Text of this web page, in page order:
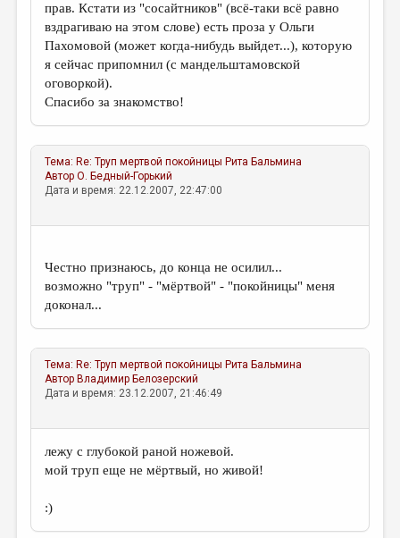
прав. Кстати из "сосайтников" (всё-таки всё равно
вздрагиваю на этом слове) есть проза у Ольги
Пахомовой (может когда-нибудь выйдет...), которую
я сейчас припомнил (с мандельштамовской
оговоркой).
Спасибо за знакомство!
Тема: Re: Труп мертвой покойницы Рита Бальмина
АвторО. Бедный-Горький
Дата и время: 22.12.2007, 22:47:00
Честно признаюсь, до конца не осилил...
возможно "труп" - "мёртвой" - "покойницы" меня
доконал...
Тема: Re: Труп мертвой покойницы Рита Бальмина
Автор Владимир Белозерский
Дата и время: 23.12.2007, 21:46:49
лежу с глубокой раной ножевой.
мой труп еще не мёртвый, но живой!
:)